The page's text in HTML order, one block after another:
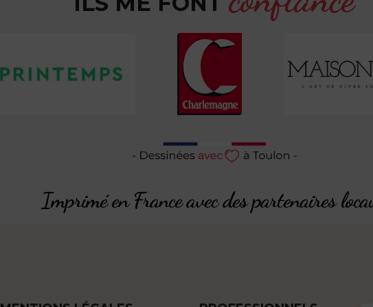
Imprimé en France avec des partenaires